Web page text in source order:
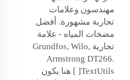
مهندسون وعلامات
تجارية مشهورة. أفضل
مضخات المياه - علامة
تجارية Grundfos, Wilo,
Armstrong DT266.
TextUtils[ ] هنا يكون